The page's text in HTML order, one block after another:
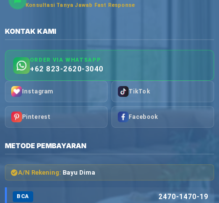
Konsultasi Tanya Jawab Fast Response
KONTAK KAMI
ORDER VIA WHATSAPP
+62 823-2620-3040
Instagram TikTok
Pinterest Facebook
METODE PEMBAYARAN
A/N Rekening: Bayu Dima
BCA 2470-1470-19